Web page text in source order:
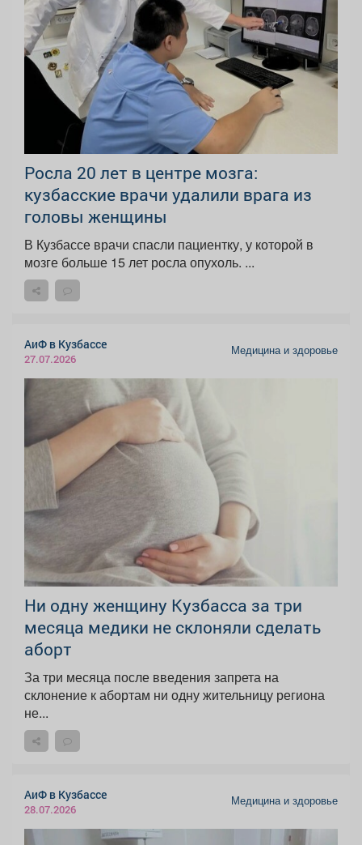
Росла 20 лет в центре мозга:
кузбасские врачи удалили врага из
головы женщины
В Кузбассе врачи спасли пациентку, у которой в
мозге больше 15 лет росла опухоль. ...
АиФ в Кузбассе
27.07.2026
Медицина и здоровье
Ни одну женщину Кузбасса за три
месяца медики не склоняли сделать
аборт
За три месяца после введения запрета на
склонение к абортам ни одну жительницу региона
не...
АиФ в Кузбассе
28.07.2026
Медицина и здоровье